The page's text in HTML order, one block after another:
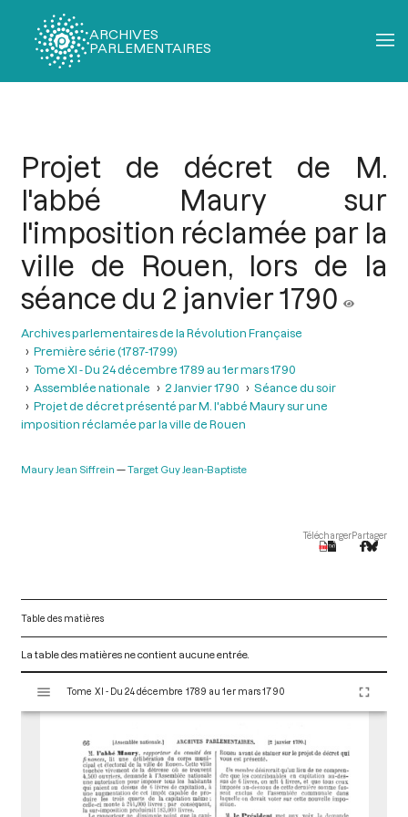
ARCHIVES
PARLEMENTAIRES
Projet de décret de M.
l'abbé Maury sur
l'imposition réclamée par la
ville de Rouen, lors de la
séance du 2 janvier 1790
Archives parlementaires de la Révolution Française
Première série (1787-1799)
Tome XI - Du 24 décembre 1789 au 1er mars 1790
Assemblée nationale
2 Janvier 1790
Séance du soir
Projet de décret présenté par M. l'abbé Maury sur une
imposition réclamée par la ville de Rouen
Maury Jean Siffrein Target Guy Jean-Baptiste
TéléchargerPartager
Table des matières
La table des matières ne contient aucune entrée.
s
Tome XI - Du 24 décembre 1789 au 1er mars 1790